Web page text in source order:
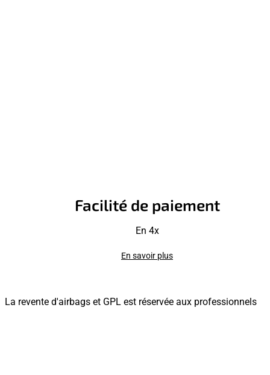
Facilité de paiement
En 4x
En savoir plus
La revente d'airbags et GPL est réservée aux professionnels